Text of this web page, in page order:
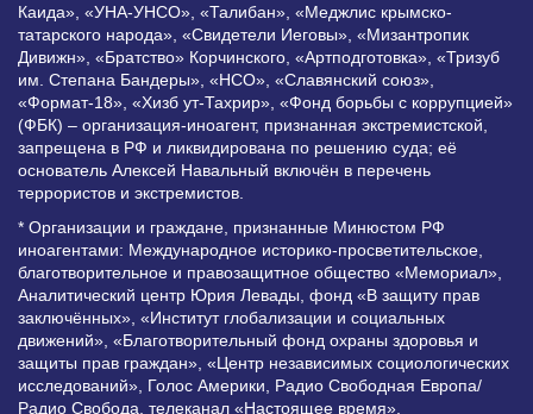
Каида», «УНА-УНСО», «Талибан», «Меджлис крымско-
татарского народа», «Свидетели Иеговы», «Мизантропик
Дивижн», «Братство» Корчинского, «Артподготовка», «Тризуб
им. Степана Бандеры», «НСО», «Славянский союз»,
«Формат-18», «Хизб ут-Тахрир», «Фонд борьбы с коррупцией»
(ФБК) – организация-иноагент, признанная экстремистской,
запрещена в РФ и ликвидирована по решению суда; её
основатель Алексей Навальный включён в перечень
террористов и экстремистов.
* Организации и граждане, признанные Минюстом РФ
иноагентами: Международное историко-просветительское,
благотворительное и правозащитное общество «Мемориал»,
Аналитический центр Юрия Левады, фонд «В защиту прав
заключённых», «Институт глобализации и социальных
движений», «Благотворительный фонд охраны здоровья и
защиты прав граждан», «Центр независимых социологических
исследований», Голос Америки, Радио Свободная Европа/
Радио Свобода, телеканал «Настоящее время»,